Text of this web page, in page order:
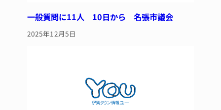
一般質問に11人 10日から 名張市議会
2025年12月5日